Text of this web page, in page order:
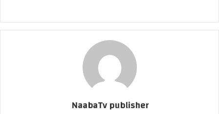
NaabaTv publisher